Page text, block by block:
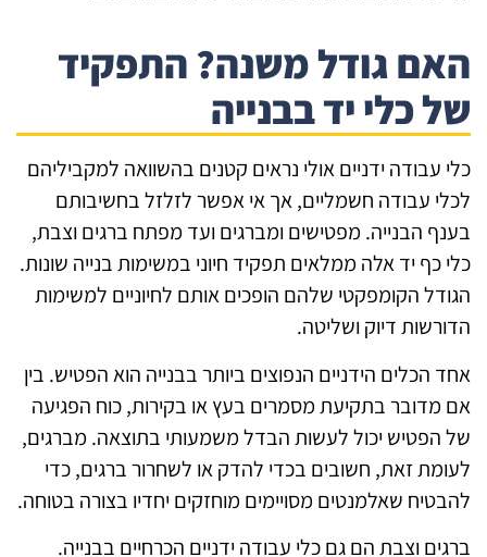
גודל משנה? התפקיד
כלי יד בבנייה
עבודה ידניים אולי נראים קטנים בהשוואה למקביליהם
עבודה חשמליים, אך אי אפשר לזלזל בחשיבותם
הבנייה. מפטישים ומברגים ועד מפתח ברגים וצבת,
כף יד אלה ממלאים תפקיד חיוני במשימות בנייה שונות.
הקומפקטי שלהם הופכים אותם לחיוניים למשימות
דיוק ושליטה.
הכלים הידניים הנפוצים ביותר בבנייה הוא הפטיש. בין
מדובר בתקיעת מסמרים בעץ או בקירות, כוח הפגיעה
הפטיש יכול לעשות הבדל משמעותי בתוצאה. מברגים,
זאת, חשובים בכדי להדק או לשחרור ברגים, כדי
שאלמנטים מסויימים מוחזקים יחדיו בצורה בטוחה.
וצבת הם גם כלי עבודה ידניים הכרחיים בבנייה.